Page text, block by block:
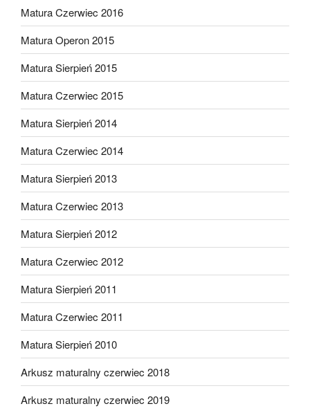
Matura Czerwiec 2016
Matura Operon 2015
Matura Sierpień 2015
Matura Czerwiec 2015
Matura Sierpień 2014
Matura Czerwiec 2014
Matura Sierpień 2013
Matura Czerwiec 2013
Matura Sierpień 2012
Matura Czerwiec 2012
Matura Sierpień 2011
Matura Czerwiec 2011
Matura Sierpień 2010
Arkusz maturalny czerwiec 2018
Arkusz maturalny czerwiec 2019